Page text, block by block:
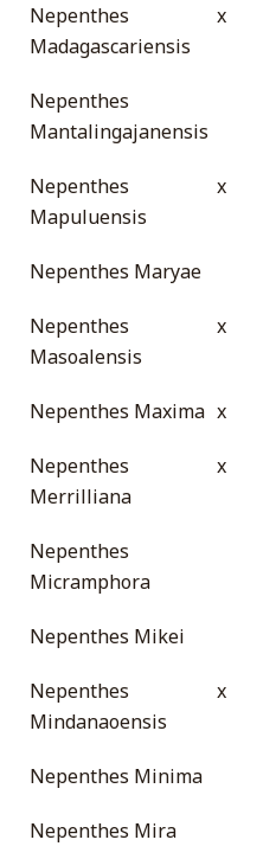
Nepenthes
Madagascariensis
x
Nepenthes
Mantalingajanensis
Nepenthes
Mapuluensis
x
Nepenthes Maryae
Nepenthes
Masoalensis
x
Nepenthes Maxima x
Nepenthes
Merrilliana
x
Nepenthes
Micramphora
Nepenthes Mikei
Nepenthes
Mindanaoensis
x
Nepenthes Minima
Nepenthes Mira